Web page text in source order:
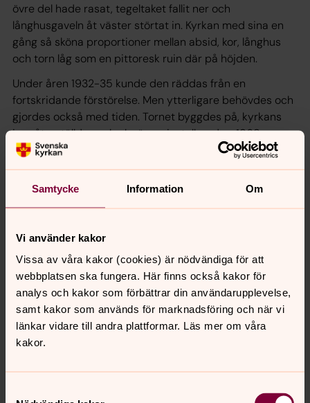
Samtycke Information Om
Vi använder kakor
Vissa av våra kakor (cookies) är nödvändiga för att
webbplatsen ska fungera. Här finns också kakor för
analys och kakor som förbättrar din användarupplevelse,
samt kakor som används för marknadsföring och när vi
länkar vidare till andra plattformar. Läs mer om våra
kakor.
övre del hade rasat, tegeltaket fallit ner och
långhusgaveln åt väster störtat in. Kyrkan med sina en
gång så sköna proportioner mellan absid, kor, långhus
och torn låg som en pittoresk ruin där på höjden.
Under åren 1932-35 kunde den räddas från en
fortskridande förstörelse. Men ytterligare behövdes och
gjordes också med tiden. Tornet byggdes på, kyrkans
inre återställdes och el-värme installerades. 1969
återinvigdes kyrkan för ”en gemenskap omkring ordet,
dopets bad och nattvardsbordet”.
Sjörups gamla kyrka saknar uppvärmning och används
enbart sommarmånaderna juni, juli och augusti.
Här kan du också se en liten film om kyrkan:
http://www.kyrkoguiderlundsstift.se/skane_112.html
Här finnsMer om Sjörups gamla kyrka